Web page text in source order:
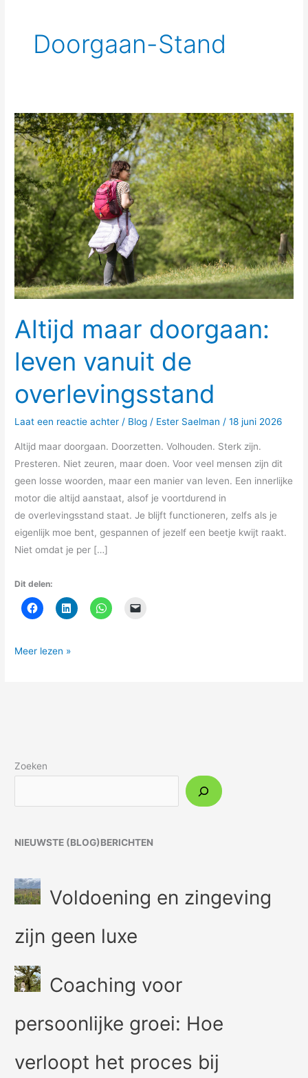
Doorgaan-Stand
Altijd maar doorgaan:
leven vanuit de
overlevingsstand
Laat een reactie achter / Blog / Ester Saelman/18 juni 2026
Altijd maar doorgaan. Doorzetten. Volhouden. Sterk zijn.
Presteren. Niet zeuren, maar doen. Voor veel mensen zijn dit
geen losse woorden, maar een manier van leven. Een innerlijke
motor die altijd aanstaat, alsof je voortdurend in
de overlevingsstand staat. Je blijft functioneren, zelfs als je
eigenlijk moe bent, gespannen of jezelf een beetje kwijt raakt.
Niet omdat je per […]
Dit delen:
Altijd
maar
doorgaan:
leven
vanuit
de
overlevingsstand
Meer lezen »
Zoeken
NIEUWSTE (BLOG)BERICHTEN
Voldoening en zingeving
zijn geen luxe
Coaching voor
persoonlijke groei: Hoe
verloopt het proces bij